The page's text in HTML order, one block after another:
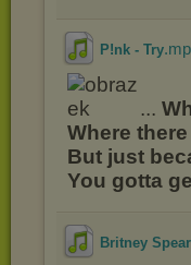
P!nk - Try
...
Where
But just
You gotta
Britney